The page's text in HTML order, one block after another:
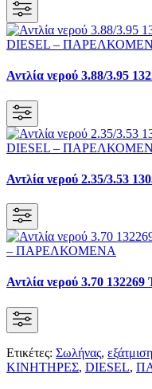
Αντλία νερού 3.88/3.95
Αντλία νερού 2.35/3.53
Αντλία νερού 3.70
Ετικέτες: Σωλήνας,
KΙΝΗΤΗΡΕΣ, DIESEL,